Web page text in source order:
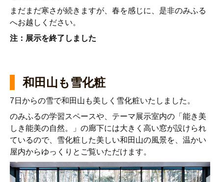
まだまだ寒さが続きますが、春を感じに、是非のみふる
へお越しください。
注：展示を終了しました
和田山も雪化粧
7日からの雪で和田山も美しく雪化粧いたしました。
のみふるの学習スペースや、テーマ展示室内の「能き美
しき能美の自然。」の廊下には大きく高い窓が設けられ
ているので、雪化粧した美しい和田山の風景を、温かい
屋内からゆっくりとご覧いただけます。